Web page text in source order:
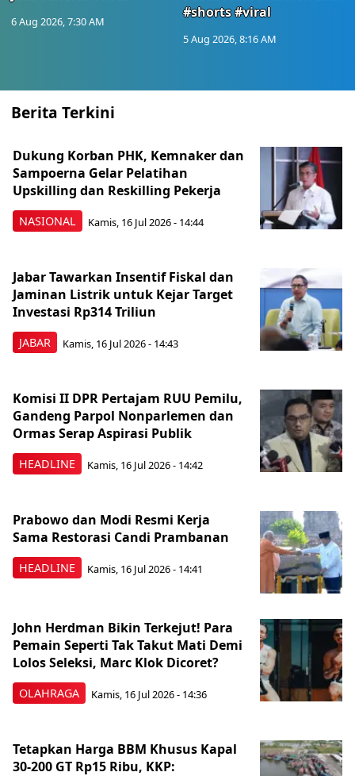
6 Aug 2026, 7:30 AM
#shorts #viral
5 Aug 2026, 8:16 AM
Berita Terkini
NASIONAL
Dukung Korban PHK, Kemnaker dan
Sampoerna Gelar Pelatihan
Upskilling dan Reskilling Pekerja
Kamis, 16 Jul 2026 - 14:44
JABAR
Jabar Tawarkan Insentif Fiskal dan
Jaminan Listrik untuk Kejar Target
Investasi Rp314 Triliun
Kamis, 16 Jul 2026 - 14:43
HEADLINE
Komisi II DPR Pertajam RUU Pemilu,
Gandeng Parpol Nonparlemen dan
Ormas Serap Aspirasi Publik
Kamis, 16 Jul 2026 - 14:42
HEADLINE
Prabowo dan Modi Resmi Kerja
Sama Restorasi Candi Prambanan
Kamis, 16 Jul 2026 - 14:41
OLAHRAGA
John Herdman Bikin Terkejut! Para
Pemain Seperti Tak Takut Mati Demi
Lolos Seleksi, Marc Klok Dicoret?
Kamis, 16 Jul 2026 - 14:36
Tetapkan Harga BBM Khusus Kapal
30-200 GT Rp15 Ribu, KKP: